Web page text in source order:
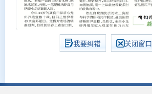
我要纠错 关闭窗口